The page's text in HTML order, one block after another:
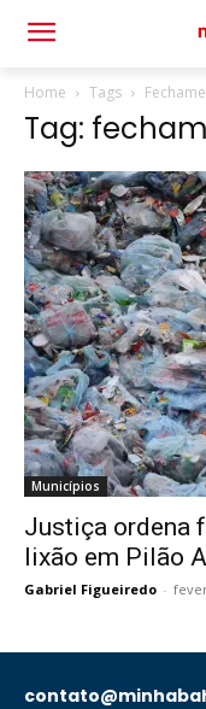
Home Tags
Tag:
Municípios
Justiça ordena
lixão em Pilão
Gabriel Figueiredo -